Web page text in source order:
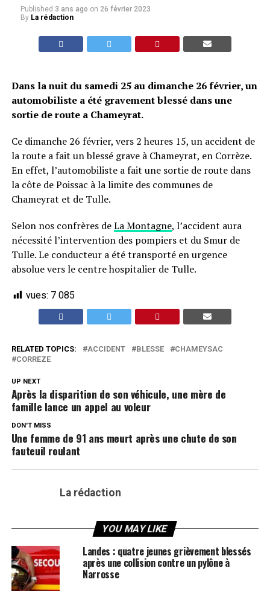
Published 3 ans ago on 26 février 2023
By La rédaction
Dans la nuit du samedi 25 au dimanche 26 février, un
automobiliste a été gravement blessé dans une
sortie de route a Chameyrat.
Ce dimanche 26 février, vers 2 heures 15, un accident de
la route a fait un blessé grave à Chameyrat, en Corrèze.
En effet, l’automobiliste a fait une sortie de route dans
la côte de Poissac à la limite des communes de
Chameyrat et de Tulle.
Selon nos confrères deLa Montagne, l’accident aura
nécessité l’intervention des pompiers et du Smur de
Tulle. Le conducteur a été transporté en urgence
absolue vers le centre hospitalier de Tulle.
vues: 7 085
RELATED TOPICS: ACCIDENT BLESSE
CHAMEYSAC
CORREZE
UP NEXT
Après la disparition de son véhicule, une mère de
famille lance un appel au voleur
DON'T MISS
Une femme de 91 ans meurt après une chute de son
fauteuil roulant
La rédaction
YOU MAY LIKE
Landes : quatre jeunes grièvement blessés
après une collision contre un pylône à
Narrosse